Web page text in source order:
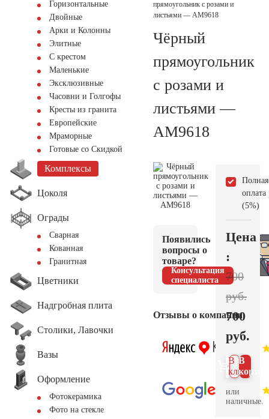
Горизонтальные
Двойные
Арки и Колонны
Элитные
С крестом
Маленькие
Эксклюзивные
Часовни и Голгофы
Кресты из гранита
Европейские
Мраморные
Готовые со Скидкой
Комплексы
Цоколя
Ограды
Сварная
Кованная
Гранитная
Цветники
Надгробная плита
Столики, Лавочки
Вазы
Оформление
Фотокерамика
Фото на стекле
прямоугольник с розами и
листьями — AM9618
Чёрный
прямоугольник
с розами и
листьями —
AM9618
Появились
вопросы о
товаре?
Консультация
специалиста
Отзывы о компании
Полная
оплата
(5%)
Цена
:
700
руб.
700
руб.
В
В 1
клик
или
наличные.